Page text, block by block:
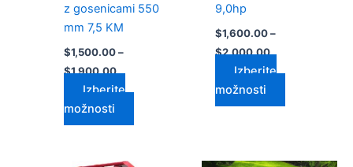
z gosenicami 550
mm 7,5 KM
$1,500.00 –
$1,900.00
Izberite
možnosti
9,0hp
$1,600.00 –
$2,000.00
Izberite
možnosti